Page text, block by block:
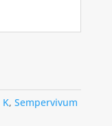
K, Sempervivum